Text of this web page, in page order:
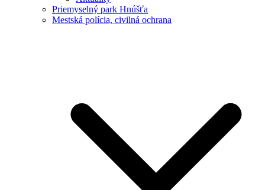
Priemyselný park Hnúšťa
Mestská polícia, civilná ochrana